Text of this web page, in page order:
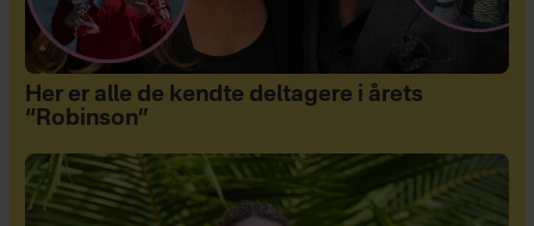
Her er alle de kendte deltagere i årets
“Robinson”